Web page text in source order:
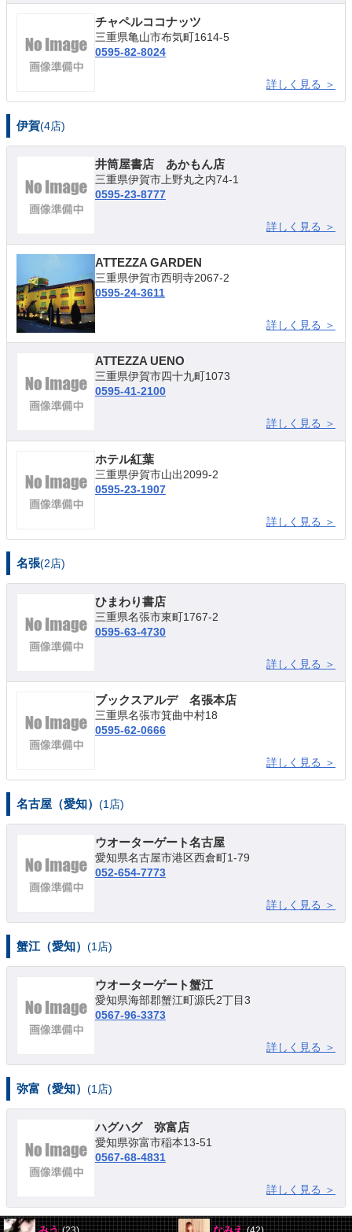
チャペルココナッツ
三重県亀山市布気町1614-5
0595-82-8024
詳しく見る ＞
伊賀(4店)
井筒屋書店 あかもん店
三重県伊賀市上野丸之内74-1
0595-23-8777
詳しく見る ＞
ATTEZZA GARDEN
三重県伊賀市西明寺2067-2
0595-24-3611
詳しく見る ＞
ATTEZZA UENO
三重県伊賀市四十九町1073
0595-41-2100
詳しく見る ＞
ホテル紅葉
三重県伊賀市山出2099-2
0595-23-1907
詳しく見る ＞
名張(2店)
ひまわり書店
三重県名張市東町1767-2
0595-63-4730
詳しく見る ＞
ブックスアルデ 名張本店
三重県名張市箕曲中村18
0595-62-0666
詳しく見る ＞
名古屋（愛知） (1店)
ウオーターゲート名古屋
愛知県名古屋市港区西倉町1-79
052-654-7773
詳しく見る ＞
蟹江（愛知） (1店)
ウオーターゲート蟹江
愛知県海部郡蟹江町源氏2丁目3
0567-96-3373
詳しく見る ＞
弥富（愛知） (1店)
ハグハグ 弥富店
愛知県弥富市稲本13-51
0567-68-4831
詳しく見る ＞